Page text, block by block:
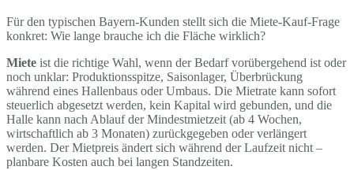
Für den typischen Bayern-Kunden stellt sich die Miete-Kauf-Frage
konkret: Wie lange brauche ich die Fläche wirklich?
Miete ist die richtige Wahl, wenn der Bedarf vorübergehend ist oder
noch unklar: Produktionsspitze, Saisonlager, Überbrückung
während eines Hallenbaus oder Umbaus. Die Mietrate kann sofort
steuerlich abgesetzt werden, kein Kapital wird gebunden, und die
Halle kann nach Ablauf der Mindestmietzeit (ab 4 Wochen,
wirtschaftlich ab 3 Monaten) zurückgegeben oder verlängert
werden. Der Mietpreis ändert sich während der Laufzeit nicht –
planbare Kosten auch bei langen Standzeiten.